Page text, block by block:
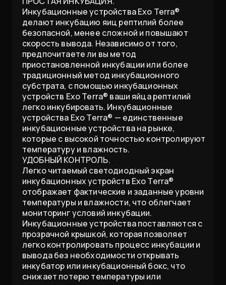
Инкубационные устройства Exo Terra®
делают инкубацию яиц рептилий более
безопасной, менее сложной и повышают
скорость вывода. Независимо от того,
предпочитаете ли вы метод
приостановленной инкубации или более
традиционный метод инкубационного
субстрата, с помощью инкубационных
устройств Exo Terra® ваши яйца рептилий
легко инкубировать. Инкубационные
устройства Exo Terra® — единственные
инкубационные устройства на рынке,
которые с высокой точностью контролируют
температуру и влажность.
УДОБНЫЙ КОНТРОЛЬ.
Легко читаемый светодиодный экран
инкубационных устройств Exo Terra®
отображает фактические и заданные уровни
температуры и влажности, что облегчает
мониторинг условий инкубации.
Инкубационные устройства поставляются с
прозрачной крышкой, которая позволяет
легко контролировать процесс инкубации и
вывода без необходимости открывать
инкубатор или инкубационный бокс, что
снижает потерю температуры или